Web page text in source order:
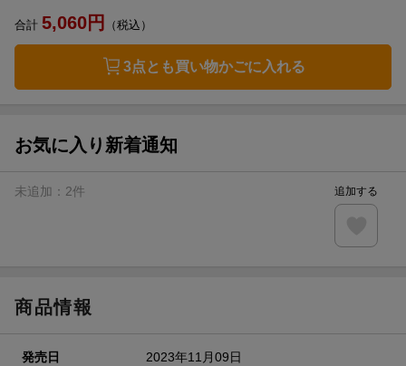
合計 5,060円 （税込）
3点とも買い物かごに入れる
お気に入り新着通知
未追加： 2件 追加する
商品情報
発売日 2023年11月09日